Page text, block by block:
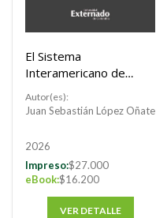
El Sistema
Interamericano de
Derechos Humanos:
para el surgimiento
del margen de
apreciación nacional
Autor(es):
Juan Sebastián López Oñate
2026
Impreso:$27.000
eBook:$16.200
VER DETALLE